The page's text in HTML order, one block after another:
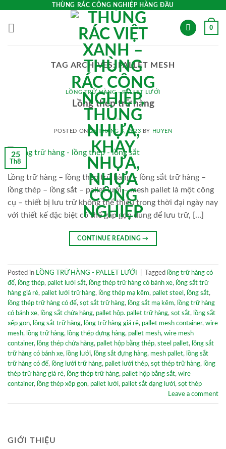
content
THÙNG RÁC CÔNG NGHIỆP HÀNG ĐẦU
0
TAG ARCHIVES: PALLET MESH
LỒNG TRỮ HÀNG - PALLET LƯỚI
Lồng thép trữ hàng
POSTED ON 25 THÁNG 8, 2023 BY HUYEN
25
Th8
Lồng trữ hàng – lồng thép trữ hàng – lồng sắt trữ hàng –
lồng thép – lồng sắt – pallet lưới – mesh pallet là một công
cụ – thiết bị lưu trữ không thể thiếu trong thời đại ngày nay
với thiết kế đặc biệt có thể gấp gọn dùng để lưu trữ, […]
CONTINUE READING→
Posted in LỒNG TRỮ HÀNG - PALLET LƯỚI Tagged lồng trữ hàng có
đế, lồng thép, pallet lưới sắt, lồng thép trữ hàng có bánh xe, lồng sắt trữ
hàng giá rẻ, pallet lưới trữ hàng, lồng thép mạ kẽm, pallet steel , lồng sắt,
lồng thép trữ hàng có đế, sọt sắt trữ hàng, lồng sắt mạ kẽm, lồng trữ hàng
có bánh xe, lồng sắt chứa hàng, pallet hộp. pallet trữ hàng, sọt sắt, lồng sắt
xếp gọn, lồng sắt trữ hàng, lồng trữ hàng giá rẻ, pallet mesh container, wire
mesh, lồng trữ hàng, lồng thép đựng hàng, pallet mesh, wire mesh
container, lồng thép chứa hàng, pallet hộp bằng thép, steel pallet, lồng sắt
trữ hàng có bánh xe, lồng lưới, lồng sắt đựng hàng, mesh pallet, lồng sắt
trữ hàng có đế, lồng lưới trữ hàng, pallet lưới thép, sọt thép trữ hàng, lồng
thép trữ hàng giá rẻ, lồng thép trữ hàng, pallet hộp bằng sắt, wire
container, lồng thép xêp gọn, pallet lưới, pallet sắt dạng lưới, sọt thép
Leave a comment
GIỚI THIỆU